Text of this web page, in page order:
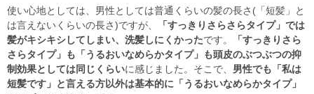
使い心地としては、男性としては普通くらいの髪の長さ(「短髪」と
は言えないくらいの長さ)ですが、
「すっきりさらさらタイプ」では
髪がキシキシしてしまい、洗髪しにくかったです。
「すっきりさら
さらタイプ」も「うるおいなめらかタイプ」も頭皮のぶつぶつの抑
制効果としては同じくらいに感じました。そこで、 男性でも「私は
短髪です」と言える方以外は基本的に「うるおいなめらかタイプ」